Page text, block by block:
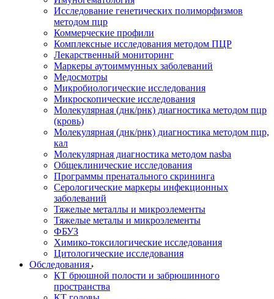
Исследование генетических полиморфизмов
методом пцр
Коммерческие профили
Комплексные исследования методом ПЦР
Лекарственный мониторинг
Маркеры аутоиммунных заболеваний
Медосмотры
Микробиологические исследования
Микроскопические исследования
Молекулярная (днк/рнк) диагностика методом пцр
(кровь)
Молекулярная (днк/рнк) диагностика методом пцр,
кал
Молекулярная диагностика методом nasba
Общеклинические исследования
Программы пренатального скрининга
Серологические маркеры инфекционных
заболеваний
Тяжелые металлы и микроэлементы
Тяжелые металы и микроэлементы
ФБУЗ
Химико-токсилогические исследования
Цитологические исследования
Обследования
КТ брюшной полости и забрюшинного
пространства